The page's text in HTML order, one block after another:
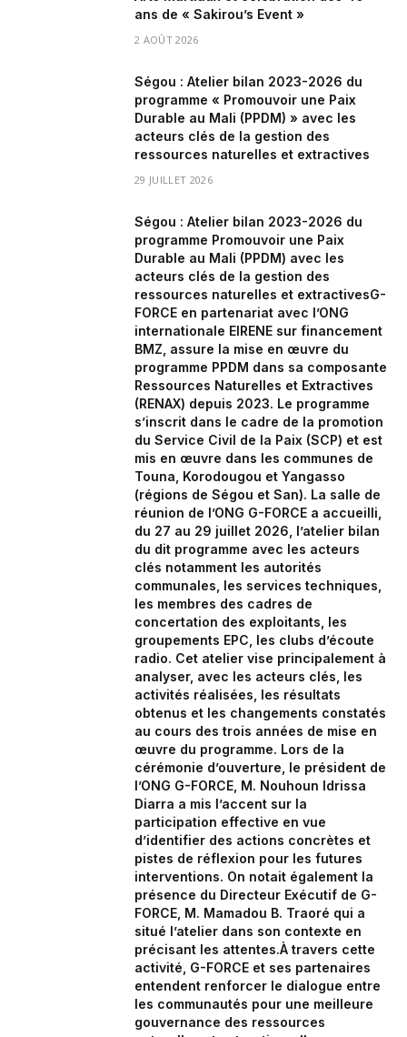
ans de « Sakirou’s Event »
2 AOÛT 2026
Ségou : Atelier bilan 2023-2026 du
programme « Promouvoir une Paix
Durable au Mali (PPDM) » avec les
acteurs clés de la gestion des
ressources naturelles et extractives
29 JUILLET 2026
Ségou : Atelier bilan 2023-2026 du
programme Promouvoir une Paix
Durable au Mali (PPDM) avec les
acteurs clés de la gestion des
ressources naturelles et extractivesG-
FORCE en partenariat avec l’ONG
internationale EIRENE sur financement
BMZ, assure la mise en œuvre du
programme PPDM dans sa composante
Ressources Naturelles et Extractives
(RENAX) depuis 2023. Le programme
s’inscrit dans le cadre de la promotion
du Service Civil de la Paix (SCP) et est
mis en œuvre dans les communes de
Touna, Korodougou et Yangasso
(régions de Ségou et San). La salle de
réunion de l’ONG G-FORCE a accueilli,
du 27 au 29 juillet 2026, l’atelier bilan
du dit programme avec les acteurs
clés notamment les autorités
communales, les services techniques,
les membres des cadres de
concertation des exploitants, les
groupements EPC, les clubs d’écoute
radio. Cet atelier vise principalement à
analyser, avec les acteurs clés, les
activités réalisées, les résultats
obtenus et les changements constatés
au cours des trois années de mise en
œuvre du programme. Lors de la
cérémonie d’ouverture, le président de
l’ONG G-FORCE, M. Nouhoun Idrissa
Diarra a mis l’accent sur la
participation effective en vue
d’identifier des actions concrètes et
pistes de réflexion pour les futures
interventions. On notait également la
présence du Directeur Exécutif de G-
FORCE, M. Mamadou B. Traoré qui a
situé l’atelier dans son contexte en
précisant les attentes.À travers cette
activité, G-FORCE et ses partenaires
entendent renforcer le dialogue entre
les communautés pour une meilleure
gouvernance des ressources